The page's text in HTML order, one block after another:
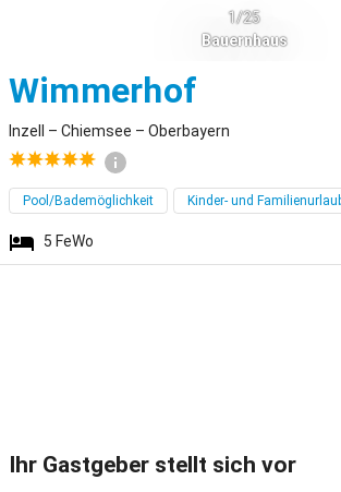
1/25
Bauernhaus
Wimmerhof
Inzell – Chiemsee – Oberbayern
Pool/Bademöglichkeit Kinder- und
5 FeWo
Ihr Gastgeber stellt sich vor